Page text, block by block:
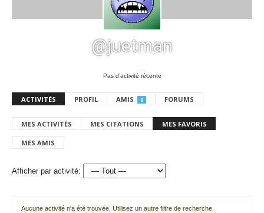
@juetman
Pas d’activité récente
ACTIVITÉS PROFIL AMIS 0 FORUMS
MES ACTIVITÉS MES CITATIONS MES FAVORIS
MES AMIS
Afficher par activité:
Aucune activité n'a été trouvée. Utilisez un autre filtre de recherche.